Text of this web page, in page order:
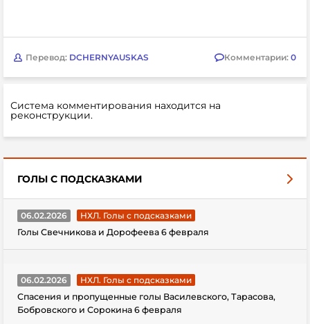
Перевод: DCHERNYAUSKAS Комментарии: 0
Система комментирования находится на
реконструкции.
ГОЛЫ С ПОДСКАЗКАМИ
06.02.2026
НХЛ. Голы с подсказками
Голы Свечникова и Дорофеева 6 февраля
06.02.2026
НХЛ. Голы с подсказками
Спасения и пропущенные голы Василевского, Тарасова,
Бобровского и Сорокина 6 февраля